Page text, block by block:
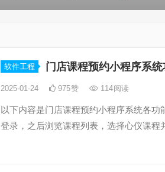
软件工程 门店课程预约小程序系
2025-01-24 975赞 114阅读
以下内容是门店课程预约小程序系统各
登录，之后浏览课程列表，选择心仪课程